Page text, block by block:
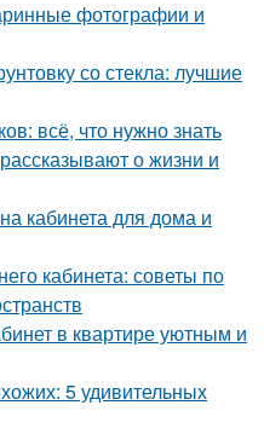
фотографии и
со стекла: лучшие
всё, что нужно знать
о жизни и
кабинета для дома и
кабинета: советы по
в квартире уютным и
5 удивительных